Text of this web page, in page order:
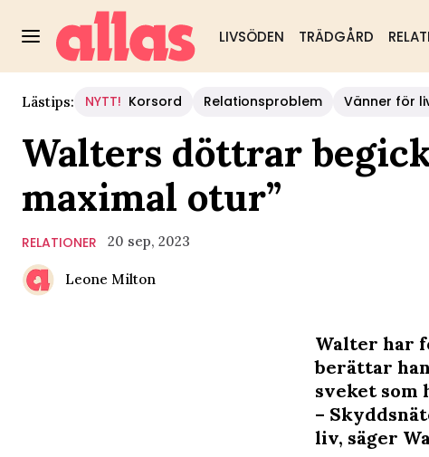
LIVSÖDEN TRÄDGÅRD
Lästips: NYTT! Korsord Relationsproblem Vänner för
Walters döttrar
maximal otur”
RELATIONER 20 sep, 2023
Leone Milton
Walter har
berättar
sveket som
–
liv, säger